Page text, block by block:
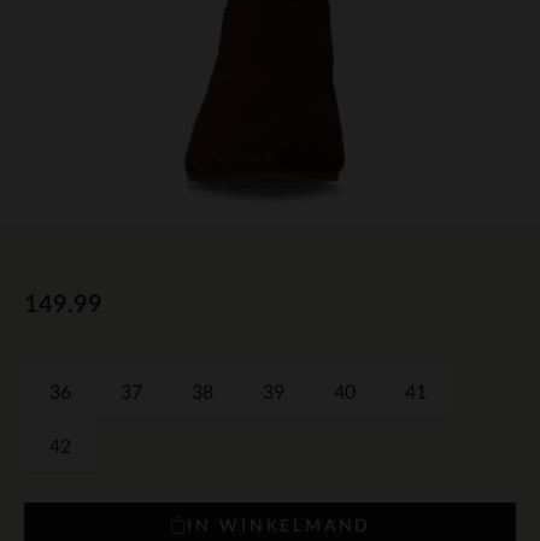
149.99
36 37 38 39 40 41
42
IN WINKELMAND